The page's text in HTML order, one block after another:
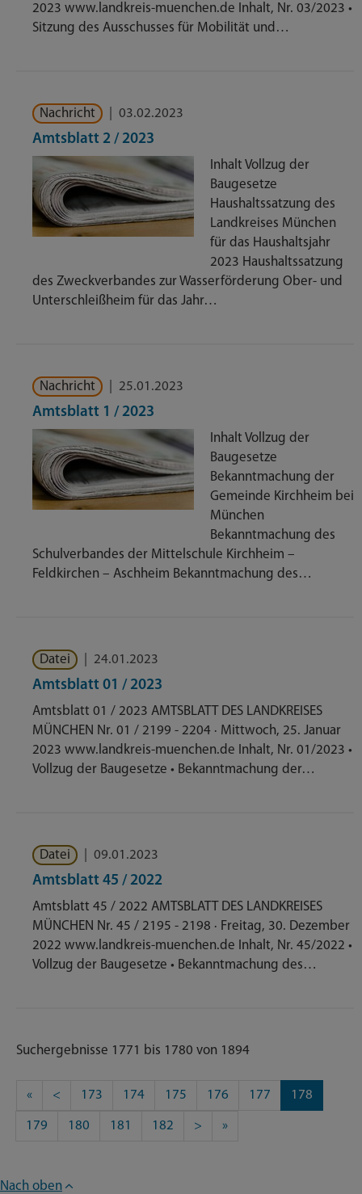
2023 www.landkreis-muenchen.de Inhalt, Nr. 03/2023 •
Sitzung des Ausschusses für Mobilität und…
Nachricht 03.02.2023
Amtsblatt 2 / 2023
Inhalt Vollzug der
Baugesetze
Haushaltssatzung des
Landkreises München
für das Haushaltsjahr
2023 Haushaltssatzung
des Zweckverbandes zur Wasserförderung Ober- und
Unterschleißheim für das Jahr…
Nachricht 25.01.2023
Amtsblatt 1 / 2023
Inhalt Vollzug der
Baugesetze
Bekanntmachung der
Gemeinde Kirchheim bei
München
Bekanntmachung des
Schulverbandes der Mittelschule Kirchheim –
Feldkirchen – Aschheim Bekanntmachung des…
Datei 24.01.2023
Amtsblatt 01 / 2023
Amtsblatt 01 / 2023 AMTSBLATT DES LANDKREISES
MÜNCHEN Nr. 01 / 2199 - 2204 · Mittwoch, 25. Januar
2023 www.landkreis-muenchen.de Inhalt, Nr. 01/2023 •
Vollzug der Baugesetze • Bekanntmachung der…
Datei 09.01.2023
Amtsblatt 45 / 2022
Amtsblatt 45 / 2022 AMTSBLATT DES LANDKREISES
MÜNCHEN Nr. 45 / 2195 - 2198 · Freitag, 30. Dezember
2022 www.landkreis-muenchen.de Inhalt, Nr. 45/2022 •
Vollzug der Baugesetze • Bekanntmachung des…
Suchergebnisse 1771 bis 1780 von 1894
« < 173 174 175 176 177 178
179 180 181 182 > »
Nach oben